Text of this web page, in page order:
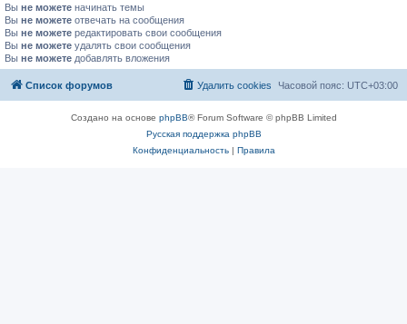
Вы не можете начинать темы
Вы не можете отвечать на сообщения
Вы не можете редактировать свои сообщения
Вы не можете удалять свои сообщения
Вы не можете добавлять вложения
Список форумов Часовой пояс: UTC+03:00
Удалить cookies
Создано на основе phpBB® Forum Software © phpBB Limited
Русская поддержка phpBB
Конфиденциальность| Правила